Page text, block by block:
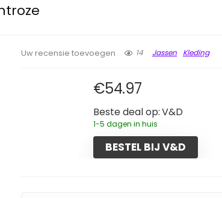
Uw recensie toevoegen 14 Jassen Kleding
€54.97
Beste deal op: V&D
1-5 dagen in huis
BESTEL BIJ V&D